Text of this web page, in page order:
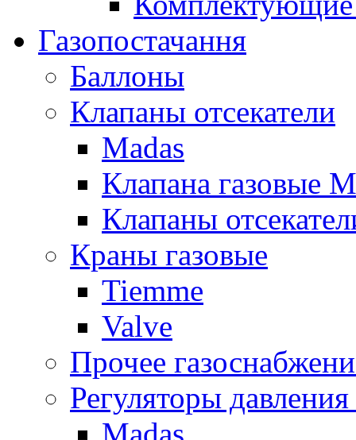
Газопостачання
Баллоны
Клапаны отсекатели
Madas
Клапана газовые
Клапаны
Краны газовые
Tiemme
Valve
Прочее
Регуляторы давления
Madas